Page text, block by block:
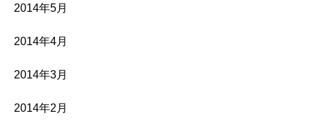
2014年5月
2014年4月
2014年3月
2014年2月